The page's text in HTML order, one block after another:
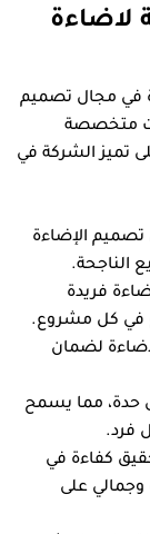
لاضاءة
في مجال تصميم
متخصصة
تميز الشركة في
الإضاءة
الناجحة.
فريدة
في كل مشروع.
لضمان
حدة، مما يسمح
فرد.
كفاءة في
على